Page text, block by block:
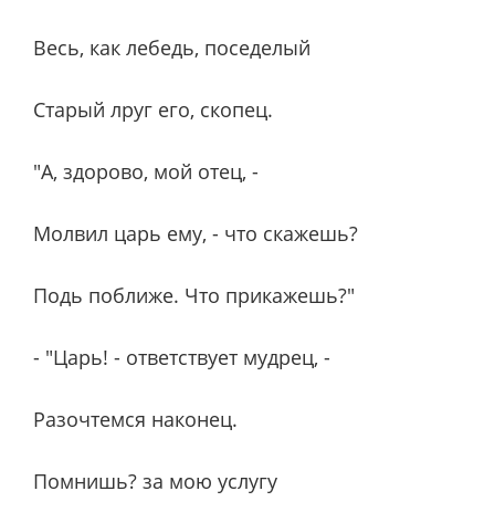
Весь, как лебедь, поседелый
Старый лруг его, скопец.
"А, здорово, мой отец, -
Молвил царь ему, - что скажешь?
Подь поближе. Что прикажешь?"
- "Царь! - ответствует мудрец, -
Разочтемся наконец.
Помнишь? за мою услугу